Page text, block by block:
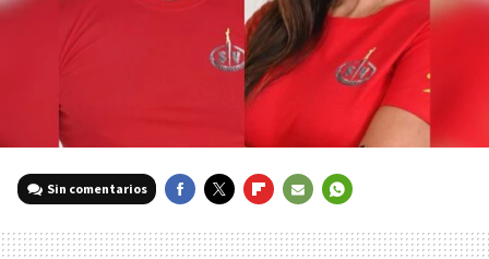
Sin comentarios
MAIL